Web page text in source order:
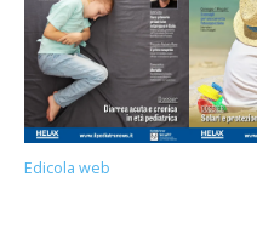
Edicola web